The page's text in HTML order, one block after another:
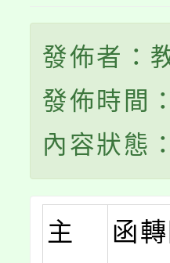
發佈者：
發佈時間
內容狀態
主
函